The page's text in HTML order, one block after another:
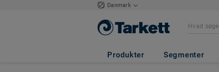
Danmark
Produkter Segmenter
DESSO X RENS